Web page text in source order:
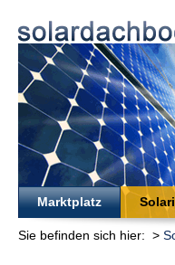
Marktplatz
Sie befinden sich hier: >